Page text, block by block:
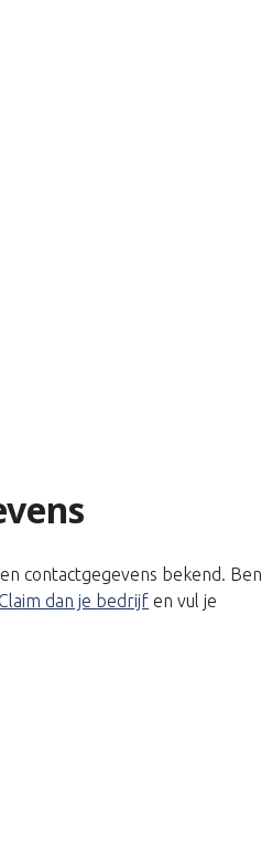
contactgegevens bekend. Ben
dan je bedrijf en vul je